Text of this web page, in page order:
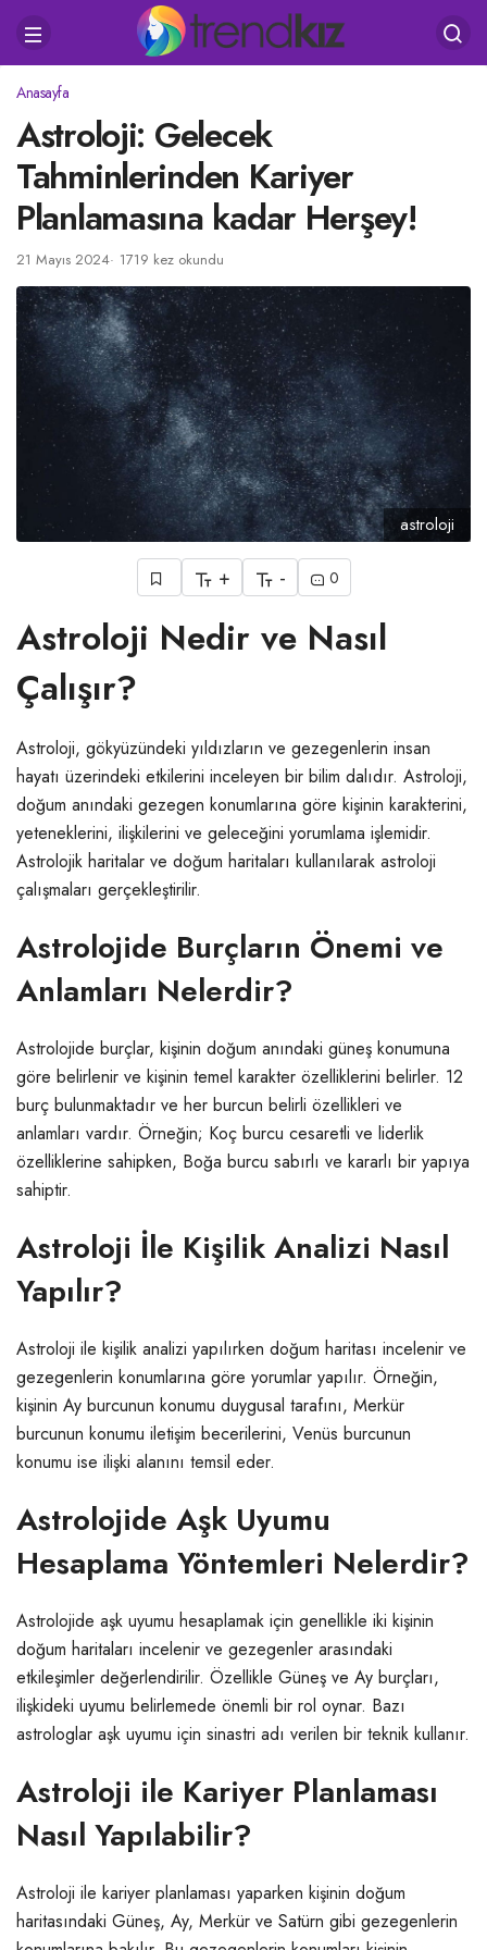
Anasayfa
Astroloji: Gelecek
Tahminlerinden Kariyer
Planlamasına kadar Herşey!
21 Mayıs 2024 1719 kez okundu
astroloji
+ - 0
Astroloji Nedir ve Nasıl
Çalışır?
Astroloji, gökyüzündeki yıldızların ve gezegenlerin insan
hayatı üzerindeki etkilerini inceleyen bir bilim dalıdır. Astroloji,
doğum anındaki gezegen konumlarına göre kişinin karakterini,
yeteneklerini, ilişkilerini ve geleceğini yorumlama işlemidir.
Astrolojik haritalar ve doğum haritaları kullanılarak astroloji
çalışmaları gerçekleştirilir.
Astrolojide Burçların Önemi ve
Anlamları Nelerdir?
Astrolojide burçlar, kişinin doğum anındaki güneş konumuna
göre belirlenir ve kişinin temel karakter özelliklerini belirler. 12
burç bulunmaktadır ve her burcun belirli özellikleri ve
anlamları vardır. Örneğin; Koç burcu cesaretli ve liderlik
özelliklerine sahipken, Boğa burcu sabırlı ve kararlı bir yapıya
sahiptir.
Astroloji İle Kişilik Analizi Nasıl
Yapılır?
Astroloji ile kişilik analizi yapılırken doğum haritası incelenir ve
gezegenlerin konumlarına göre yorumlar yapılır. Örneğin,
kişinin Ay burcunun konumu duygusal tarafını, Merkür
burcunun konumu iletişim becerilerini, Venüs burcunun
konumu ise ilişki alanını temsil eder.
Astrolojide Aşk Uyumu
Hesaplama Yöntemleri Nelerdir?
Astrolojide aşk uyumu hesaplamak için genellikle iki kişinin
doğum haritaları incelenir ve gezegenler arasındaki
etkileşimler değerlendirilir. Özellikle Güneş ve Ay burçları,
ilişkideki uyumu belirlemede önemli bir rol oynar. Bazı
astrologlar aşk uyumu için sinastri adı verilen bir teknik kullanır.
Astroloji ile Kariyer Planlaması
Nasıl Yapılabilir?
Astroloji ile kariyer planlaması yaparken kişinin doğum
haritasındaki Güneş, Ay, Merkür ve Satürn gibi gezegenlerin